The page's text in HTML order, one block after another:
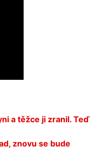
a těžce ji zranil. Teď
znovu se bude